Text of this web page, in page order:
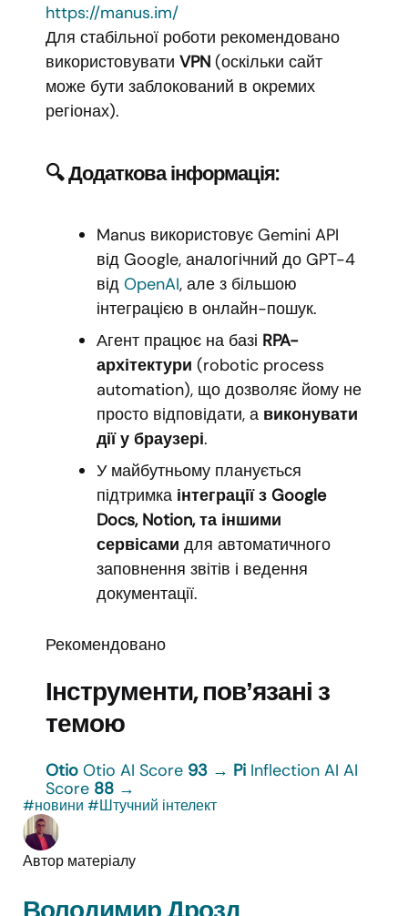
https://manus.im/
Для стабільної роботи рекомендовано
використовувати VPN (оскільки сайт
може бути заблокований в окремих
регіонах).
🔍 Додаткова інформація:
Manus використовує Gemini API
від Google, аналогічний до GPT-4
від OpenAI, але з більшою
інтеграцією в онлайн-пошук.
Агент працює на базі RPA-
архітектури (robotic process
automation), що дозволяє йому не
просто відповідати, а виконувати
дії у браузері.
У майбутньому планується
підтримка інтеграції з Google
Docs, Notion, та іншими
сервісами для автоматичного
заповнення звітів і ведення
документації.
Рекомендовано
Інструменти, повʼязані з
темою
Otio Otio AI Score 93 → Pi Inflection AI AI
Score 88 →
#новини #Штучний інтелект
Автор матеріалу